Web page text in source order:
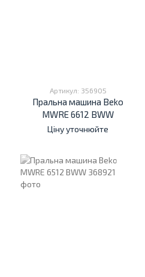
Артикул: 356905
Пральна машина Beko
MWRE 6612 BWW
Ціну уточнюйте